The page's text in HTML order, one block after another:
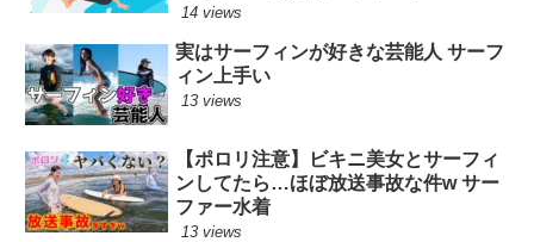
14 views
実はサーフィンが好きな芸能人 サーフ
ィン上手い
13 views
【ポロリ注意】ビキニ美女とサーフィ
ンしてたら…ほぼ放送事故な件w サー
ファー水着
13 views